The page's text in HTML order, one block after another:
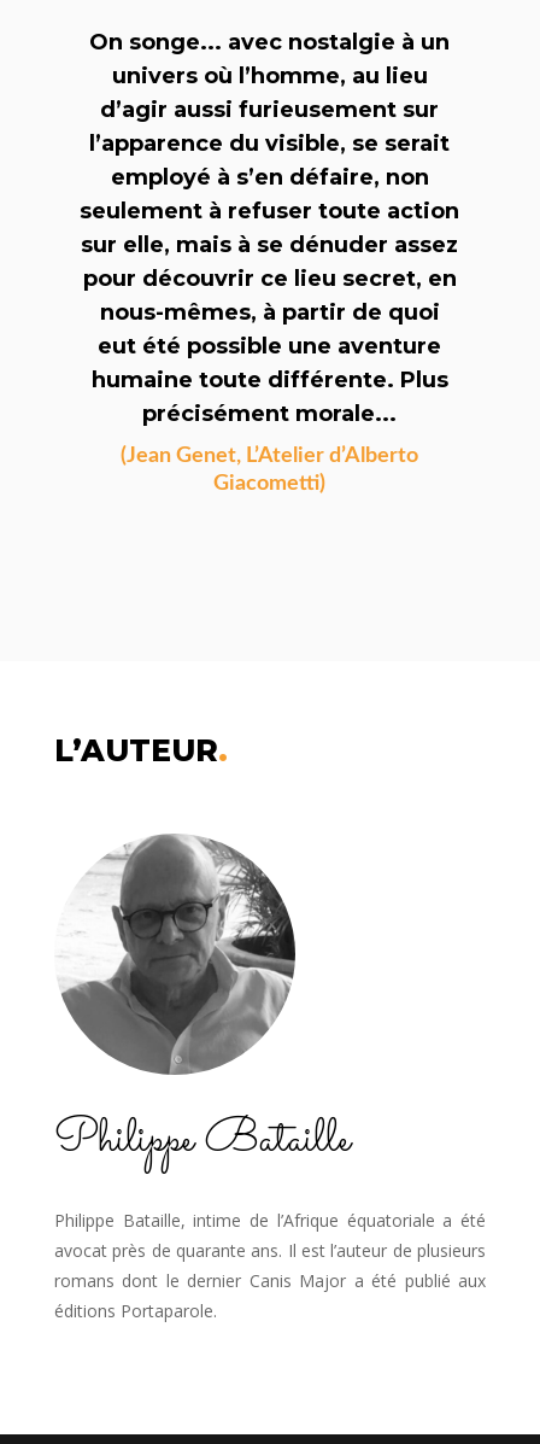
On songe... avec nostalgie à un
univers où l’homme, au lieu
d’agir aussi furieusement sur
l’apparence du visible, se serait
employé à s’en défaire, non
seulement à refuser toute action
sur elle, mais à se dénuder assez
pour découvrir ce lieu secret, en
nous-mêmes, à partir de quoi
eut été possible une aventure
humaine toute différente. Plus
précisément morale...
(Jean Genet, L’Atelier d’Alberto
Giacometti)
L’AUTEUR.
Philippe Bataille
Philippe Bataille, intime de l’Afrique équa­toriale a été
avocat près de quarante ans. Il est l’auteur de plusieurs
romans dont le dernier Canis Major a été publié aux
éditions Portaparole.